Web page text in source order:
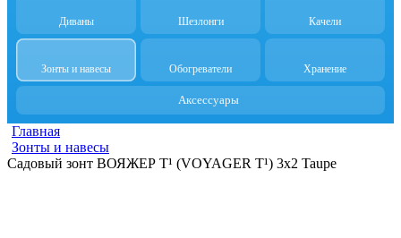
Диваны Шезлонги Качели
Зонты и навесы Обогреватели Хранение
Аксессуары
Главная
Зонты и навесы
Садовый зонт ВОЯЖЕР T¹ (VOYAGER T¹) 3x2 Taupe